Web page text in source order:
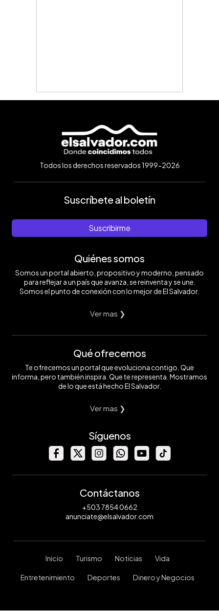
Todos los derechos reservados 1999-2026
Suscríbete al boletín
Suscribirme
Quiénes somos
Somos un portal abierto, propositivo y moderno, pensado
para reflejar a un país que avanza, se reinventa y se une.
Somos el punto de conexión con lo mejor de El Salvador.
Ver mas ❯
Qué ofrecemos
Te ofrecemos un portal que evoluciona contigo. Que
informa, pero también inspira. Que te representa. Mostramos
de lo que está hecho El Salvador.
Ver mas ❯
Síguenos
Contáctanos
+503 7854 0662
anunciate@elsalvador.com
Inicio Turismo Noticias Vida
Entretenimiento Deportes Dinero y Negocios